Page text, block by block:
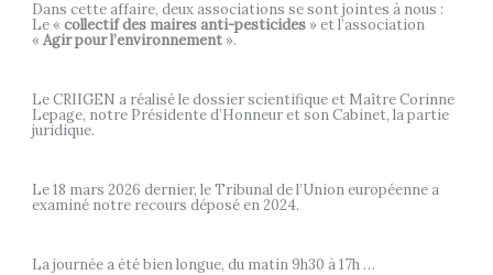
Dans cette affaire, deux associations se sont jointes à nous :
Le « collectif des maires anti-pesticides » et l’association
« Agir pour l’environnement ».
Le CRIIGEN a réalisé le dossier scientifique et Maître Corinne
Lepage, notre Présidente d’Honneur et son Cabinet, la partie
juridique.
Le 18 mars 2026 dernier, le Tribunal de l’Union européenne a
examiné notre recours déposé en 2024.
La journée a été bien longue, du matin 9h30 à 17h …